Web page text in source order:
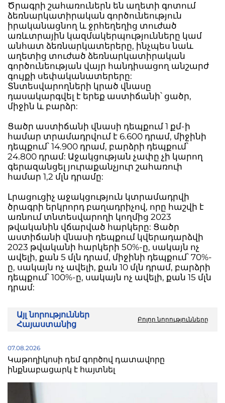
Ծրագրի շահառուներն են աղետի գոտում
ձեռնարկատիրական գործունեություն
իրականացնող և ջրհեղեղից տուժած
առևտրային կազմակերպությունները կամ
անհատ ձեռնարկատերերը, ինչպես նաև
աղետից տուժած ձեռնարկատիրական
գործունեության վայր հանդիսացող անշարժ
գույքի սեփականատերերը:
Տնտեսվարողների կրած վնասը
դասակարգվել է երեք աստիճանի՝ ցածր,
միջին և բարձր:
Ցածր աստիճանի վնասի դեպքում 1 քմ-ի
համար տրամադրվում է 6.600 դրամ, միջինի
դեպքում՝ 14.900 դրամ, բարձրի դեպքում՝
24.800 դրամ: Աջակցության չափը չի կարող
գերազանցել յուրաքանչյուր շահառուի
համար 1,2 մլն դրամը:
Լրացուցիչ աջակցություն կտրամադրվի
ծրագրի երկրորդ բաղադրիչով, որը հաշվի է
առնում տնտեսվարողի կողմից 2023
թվականին վճարված հարկերը: Ցածր
աստիճանի վնասի դեպքում կվերադարձվի
2023 թվականի հարկերի 50%-ը, սակայն ոչ
ավելի, քան 5 մլն դրամ, միջինի դեպքում՝ 70%-
ը, սակայն ոչ ավելի, քան 10 մլն դրամ, բարձրի
դեպքում՝ 100%-ը, սակայն ոչ ավելի, քան 15 մլն
դրամ:
Այլ նորություններ
Հայաստանից
Բոլոր նորությունները
07.08.2026
Կաթողիկոսի դեմ գործով դատավորը
ինքնաբացարկ է հայտնել